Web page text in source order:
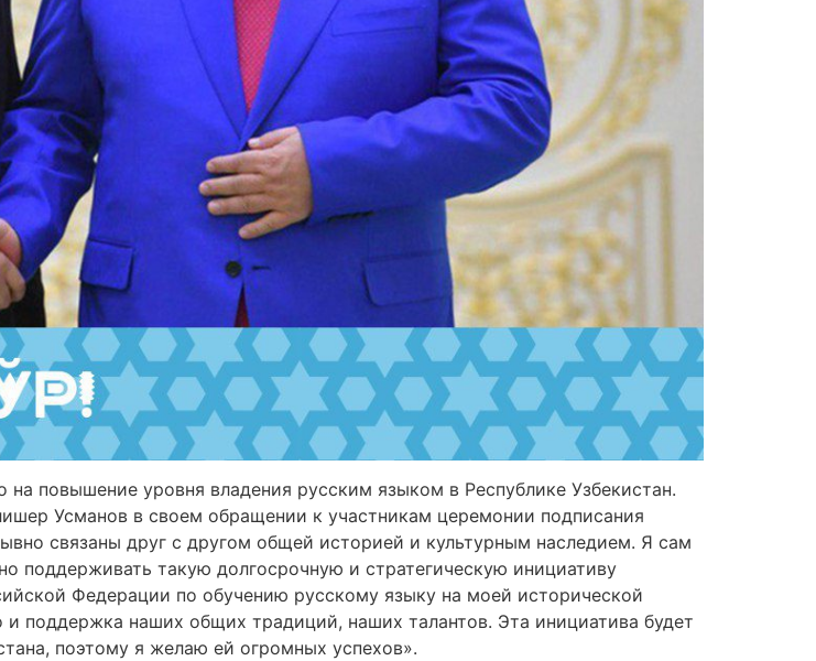
повышение уровня владения русским языком в Республике Узбекистан.
Усманов в своем обращении к участникам церемонии подписания
связаны друг с другом общей историей и культурным наследием. Я сам
поддерживать такую долгосрочную и стратегическую инициативу
Федерации по обучению русскому языку на моей исторической
поддержка наших общих традиций, наших талантов. Эта инициатива будет
поэтому я желаю ей огромных успехов».